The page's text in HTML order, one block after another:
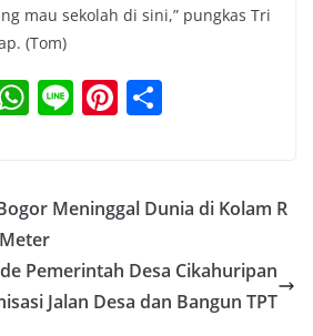
mau sekolah di sini,” pungkas Tri
(Tom)
W
s
A
p
p
Li Pi
e e
Meninggal Dunia di Kolam R
Pemerintah Desa Cikahuripan
Jalan Desa dan Bangun TPT